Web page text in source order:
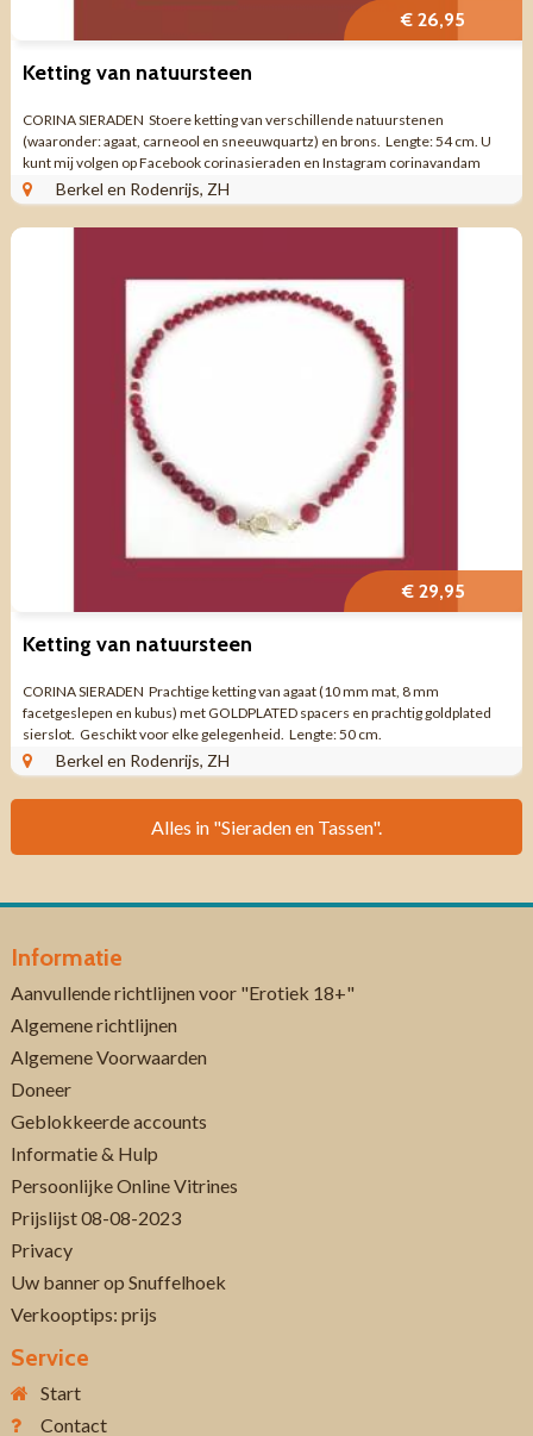
€ 26,95
Ketting van natuursteen
CORINA SIERADEN Stoere ketting van verschillende natuurstenen
(waaronder: agaat, carneool en sneeuwquartz) en brons. Lengte: 54 cm. U
kunt mij volgen op Facebook corinasieraden en Instagram corinavandam
Berkel en Rodenrijs, ZH
€ 29,95
Ketting van natuursteen
CORINA SIERADEN Prachtige ketting van agaat (10 mm mat, 8 mm
facetgeslepen en kubus) met GOLDPLATED spacers en prachtig goldplated
sierslot. Geschikt voor elke gelegenheid. Lengte: 50 cm.
Berkel en Rodenrijs, ZH
Alles in "Sieraden en Tassen".
Informatie
Aanvullende richtlijnen voor "Erotiek 18+"
Algemene richtlijnen
Algemene Voorwaarden
Doneer
Geblokkeerde accounts
Informatie & Hulp
Persoonlijke Online Vitrines
Prijslijst 08-08-2023
Privacy
Uw banner op Snuffelhoek
Verkooptips: prijs
Service
Start
Contact